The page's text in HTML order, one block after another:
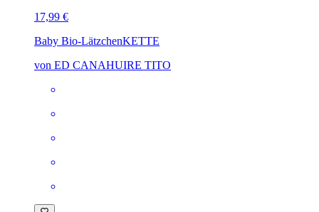
17,99 €
Baby Bio-LätzchenKETTE
von ED CANAHUIRE TITO